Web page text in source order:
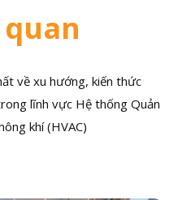
về xu hướng, kiến thức
lĩnh vực Hệ thống Quản
khí (HVAC)